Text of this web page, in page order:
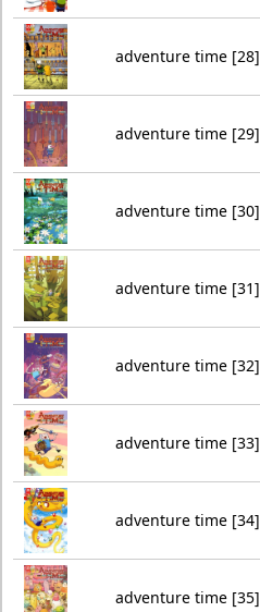
adventure time [28]
adventure time [29]
adventure time [30]
adventure time [31]
adventure time [32]
adventure time [33]
adventure time [34]
adventure time [35]